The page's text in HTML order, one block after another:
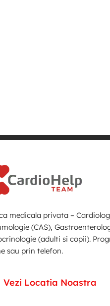
medicala privata –
(CAS),
(adulti si copii).
sau prin telefon.
Vezi Locatia Noastra